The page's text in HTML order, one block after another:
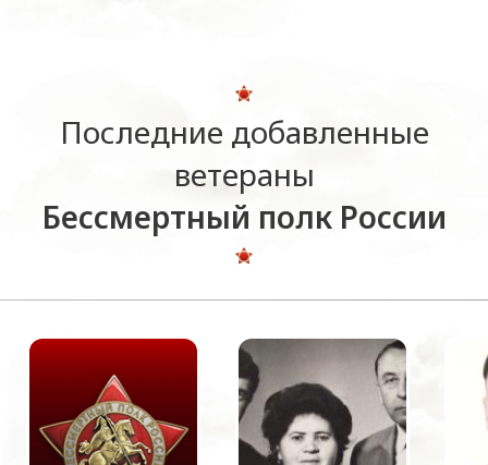
Последние добавленные
ветераны
Бессмертный полк России